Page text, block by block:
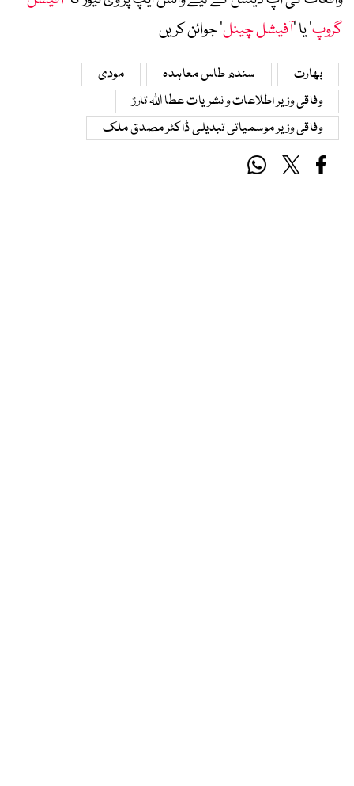
گروپ‘ یا ’آفیشل چینل‘ جوائن کریں
بھارت سندھ طاس معاہدہ
مودی
وفاقی وزیر اطلاعات و نشریات عطا اللہ تارڑ
وفاقی وزیر موسمیاتی تبدیلی ڈاکٹر مصدق ملک